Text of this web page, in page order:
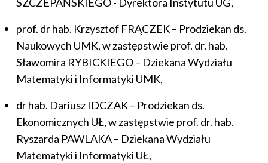
SZCZEPAŃSKIEGO - Dyrektora Instytutu UG,
prof. dr hab. Krzysztof FRĄCZEK – Prodziekan ds.
Naukowych UMK, w zastępstwie prof. dr. hab.
Sławomira RYBICKIEGO – Dziekana Wydziału
Matematyki i Informatyki UMK,
dr hab. Dariusz IDCZAK – Prodziekan ds.
Ekonomicznych UŁ, w zastępstwie prof. dr. hab.
Ryszarda PAWLAKA – Dziekana Wydziału
Matematyki i Informatyki UŁ,